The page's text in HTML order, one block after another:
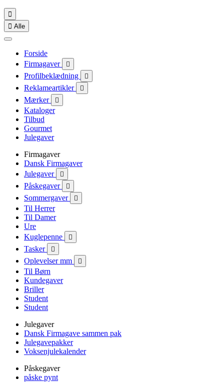

 Alle
Forside
Firmagaver

Profilbeklædning 
Reklameartikler 
Mærker 
Kataloger
Tilbud
Gourmet
Julegaver
Firmagaver
Dansk Firmagaver
Julegaver

Påskegaver 
Sommergaver 
Til Herrer
Til Damer
Ure
Kuglepenne

Tasker 
Oplevelser mm 
Til Børn
Kundegaver
Briller
Student
Student
Julegaver
Dansk Firmagave sammen pak
Julegavepakker
Voksenjulekalender
Påskegaver
påske pynt